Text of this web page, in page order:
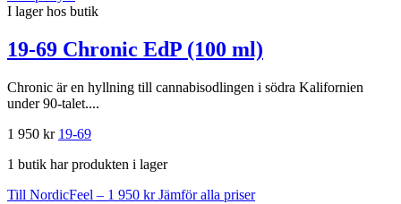
I lager hos butik
19-69 Chronic EdP (100 ml)
Chronic är en hyllning till cannabisodlingen i södra Kalifornien
under 90-talet....
1 950 kr 19-69
1 butik har produkten i lager
Till NordicFeel – 1 950 krJämför alla priser